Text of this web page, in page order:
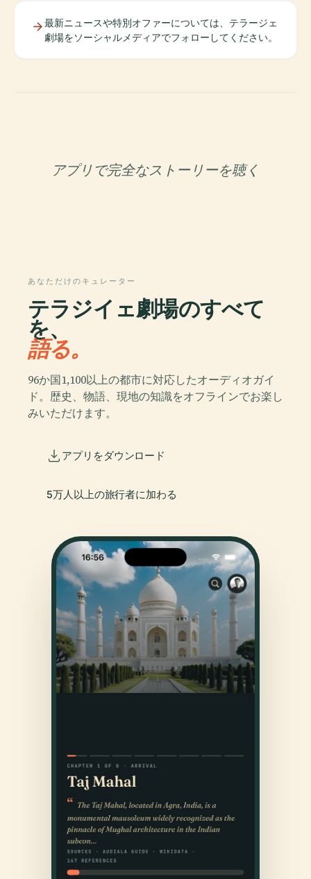
最新ニュースや特別オファーについては、テラージェ
劇場をソーシャルメディアでフォローしてください。
アプリで完全なストーリーを聴く
あなただけのキュレーター
テラジイェ劇場のすべて
を、
語る。
96か国1,100以上の都市に対応したオーディオガイ
ド。歴史、物語、現地の知識をオフラインでお楽し
みいただけます。
アプリをダウンロード
5万人以上の旅行者に加わる